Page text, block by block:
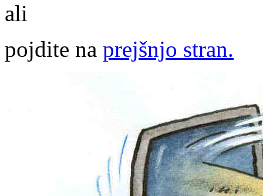
ali
pojdite na prejšnjo stran.